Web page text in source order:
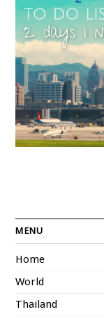
MENU
Home
World
Thailand